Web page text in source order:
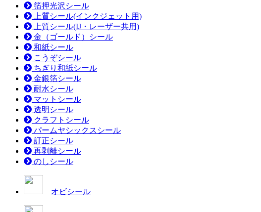
箔押光沢シール
上質シール(インクジェット用)
上質シール(IJ・レーザー共用)
金（ゴールド）シール
和紙シール
こうぞシール
ちぎり和紙シール
金銀箔シール
耐水シール
マットシール
透明シール
クラフトシール
パームヤシックスシール
訂正シール
再剥離シール
のしシール
オビシール